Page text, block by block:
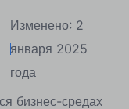
Изменено: 2
января 2025
года
бизнес-средах